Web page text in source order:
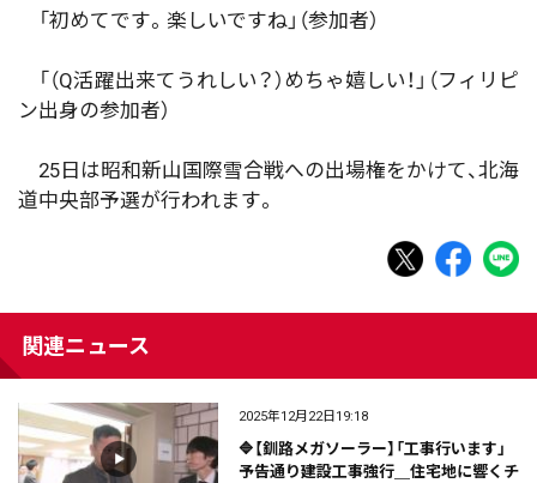
「初めてです。楽しいですね」（参加者）
「（Q活躍出来てうれしい？）めちゃ嬉しい！」（フィリピ
ン出身の参加者）
25日は昭和新山国際雪合戦への出場権をかけて、北海
道中央部予選が行われます。
関連ニュース
2025年12月22日19:18
🔷【釧路メガソーラー】「工事行います」
予告通り建設工事強行＿住宅地に響くチ